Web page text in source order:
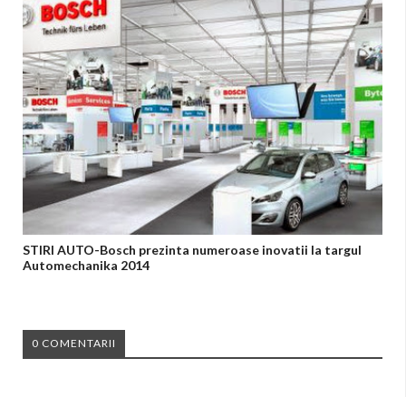
STIRI AUTO-Bosch prezinta numeroase inovatii la targul
Automechanika 2014
0 COMENTARII